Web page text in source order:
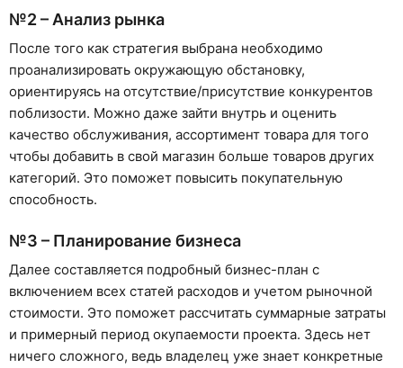
№2 – Анализ рынка
После того как стратегия выбрана необходимо
проанализировать окружающую обстановку,
ориентируясь на отсутствие/присутствие конкурентов
поблизости. Можно даже зайти внутрь и оценить
качество обслуживания, ассортимент товара для того
чтобы добавить в свой магазин больше товаров других
категорий. Это поможет повысить покупательную
способность.
№3 – Планирование бизнеса
Далее составляется подробный бизнес-план с
включением всех статей расходов и учетом рыночной
стоимости. Это поможет рассчитать суммарные затраты
и примерный период окупаемости проекта. Здесь нет
ничего сложного, ведь владелец уже знает конкретные